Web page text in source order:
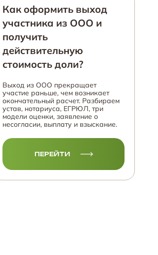
Как оформить выход
участника из ООО и
получить
действительную
стоимость доли?
Выход из ООО прекращает
участие раньше, чем возникает
окончательный расчет. Разбираем
устав, нотариуса, ЕГРЮЛ, три
модели оценки, заявление о
несогласии, выплату и взыскание.
ПЕРЕЙТИ